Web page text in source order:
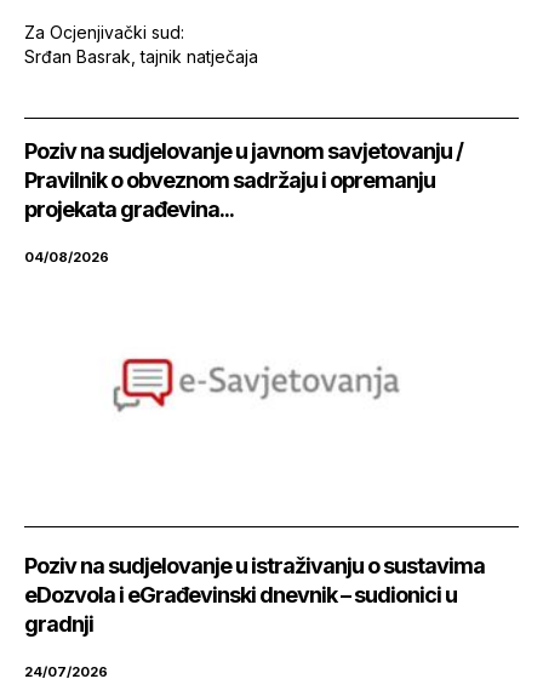
Za Ocjenjivački sud:
Srđan Basrak, tajnik natječaja
Poziv na sudjelovanje u javnom savjetovanju /
Pravilnik o obveznom sadržaju i opremanju
projekata građevina...
04/08/2026
Poziv na sudjelovanje u istraživanju o sustavima
eDozvola i eGrađevinski dnevnik – sudionici u
gradnji
24/07/2026